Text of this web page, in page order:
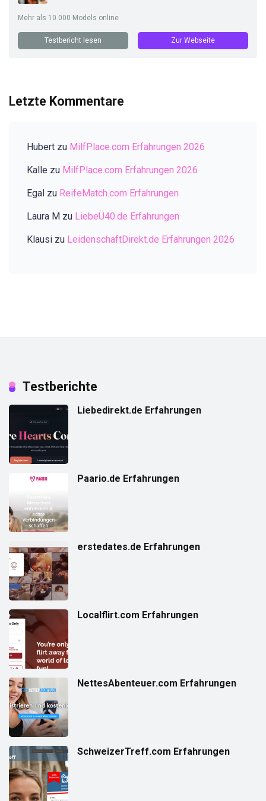
Mehr als 10.000 Models online
Testbericht lesen Zur Webseite
Letzte Kommentare
Hubert zu MilfPlace.com Erfahrungen 2026
Kalle zu MilfPlace.com Erfahrungen 2026
Egal zu ReifeMatch.com Erfahrungen
Laura M zu LiebeÜ40.de Erfahrungen
Klausi zu LeidenschaftDirekt.de Erfahrungen 2026
Testberichte
Liebedirekt.de Erfahrungen
Paario.de Erfahrungen
erstedates.de Erfahrungen
Localflirt.com Erfahrungen
NettesAbenteuer.com Erfahrungen
SchweizerTreff.com Erfahrungen